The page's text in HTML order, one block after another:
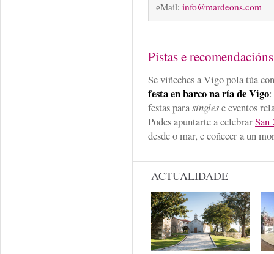
eMail: info@mardeons.com
Pistas e
Se viñeches a Vigo pola túa
festa en barco na ría de Vigo:
festas parasinglese eventos
Podes apuntarte a celebrarSan
desde o mar, e coñecer a un
ACTUALIDADE